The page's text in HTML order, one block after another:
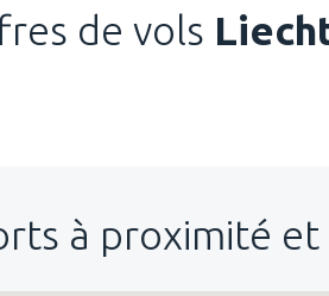
de vols
à proximité